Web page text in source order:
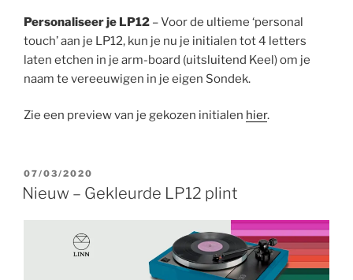
Personaliseer je LP12 – Voor de ultieme ‘personal
touch’ aan je LP12, kun je nu je initialen tot 4 letters
laten etchen in je arm-board (uitsluitend Keel) om je
naam te vereeuwigen in je eigen Sondek.
Zie een preview van je gekozen initialen hier.
GEPLAATST
OP
07/03/2020
Nieuw – Gekleurde LP12 plint